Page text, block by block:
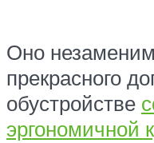
Оно
прекрасного
обустройстве
эргономичной